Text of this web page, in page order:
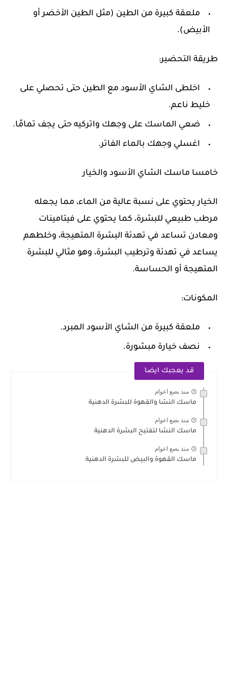
ملعقة كبيرة من الطين (مثل الطين الأخضر أو
الأبيض).
طريقة التحضير:
اخلطى الشاي الأسود مع الطين حتى تحصلي على
خليط ناعم.
ضعي الماسك على وجهك واتركيه حتى يجف تمامًا.
اغسلي وجهك بالماء الفاتر.
خامسا ماسك الشاي الأسود والخيار
الخيار يحتوي على نسبة عالية من الماء، مما يجعله
مرطب طبيعي للبشرة، كما يحتوي على فيتامينات
ومعادن تساعد في تهدئة البشرة المتهيجة، وخلطهم
يساعد في تهدئة وترطيب البشرة، وهو مثالي للبشرة
المتهيجة أو الحساسة.
المكونات:
ملعقة كبيرة من الشاي الأسود المبرد.
نصف خيارة مبشورة.
قد يعجبك ايضا
منذ بضع اعوام
ماسك النشا والقهوة للبشرة الدهنية
منذ بضع اعوام
ماسك النشا لتفتيح البشرة الدهنية
منذ بضع اعوام
ماسك القهوة والبيض للبشرة الدهنية